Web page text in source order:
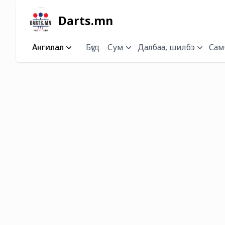
Darts.mn
Ангилал Бүгд Сум Далбаа, шилбэ